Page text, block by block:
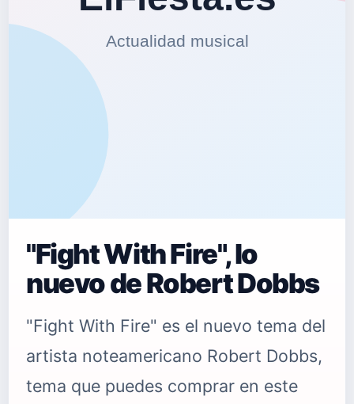
"Fight With Fire", lo
nuevo de Robert Dobbs
"Fight With Fire" es el nuevo tema del
artista noteamericano Robert Dobbs,
tema que puedes comprar en este